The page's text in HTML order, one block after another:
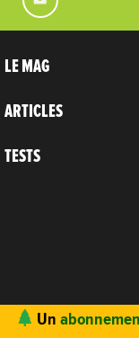
LE MAG
ARTICLES
TESTS
© 2004 -
Un